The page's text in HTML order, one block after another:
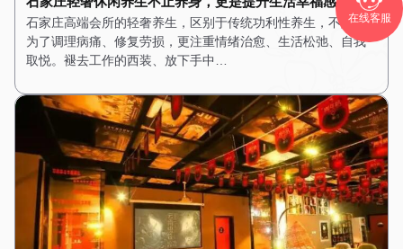
在线客服
石家庄高端会所的轻奢养生，区别于传统功利性养生，不只是
为了调理病痛、修复劳损，更注重情绪治愈、生活松弛、自我
取悦。褪去工作的西装、放下手中…